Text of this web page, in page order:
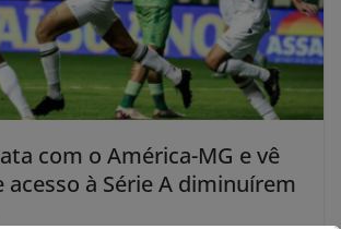
com o América-MG e vê
acesso à Série A diminuírem